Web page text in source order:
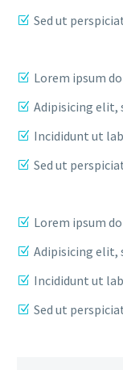
Sed ut
Lorem ipsum
Adipisicing elit,
Incididunt ut
Sed ut
Lorem ipsum
Adipisicing elit,
Incididunt ut
Sed ut